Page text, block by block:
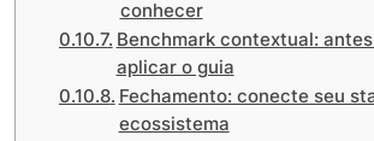
conhecer
Benchmark contextual:
aplicar o guia
Fechamento: conecte seu
ecossistema